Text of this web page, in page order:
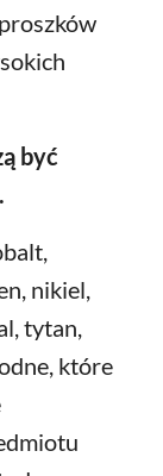
być
nikiel,
tytan,
które